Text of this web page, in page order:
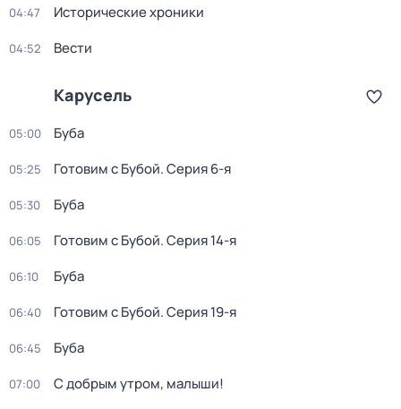
04:47 Исторические хроники
04:52 Вести
Карусель
05:00 Буба
05:25 Готовим с Бубой. Серия 6-я
05:30 Буба
06:05 Готовим с Бубой. Серия 14-я
06:10 Буба
06:40 Готовим с Бубой. Серия 19-я
06:45 Буба
07:00 С добрым утром, малыши!